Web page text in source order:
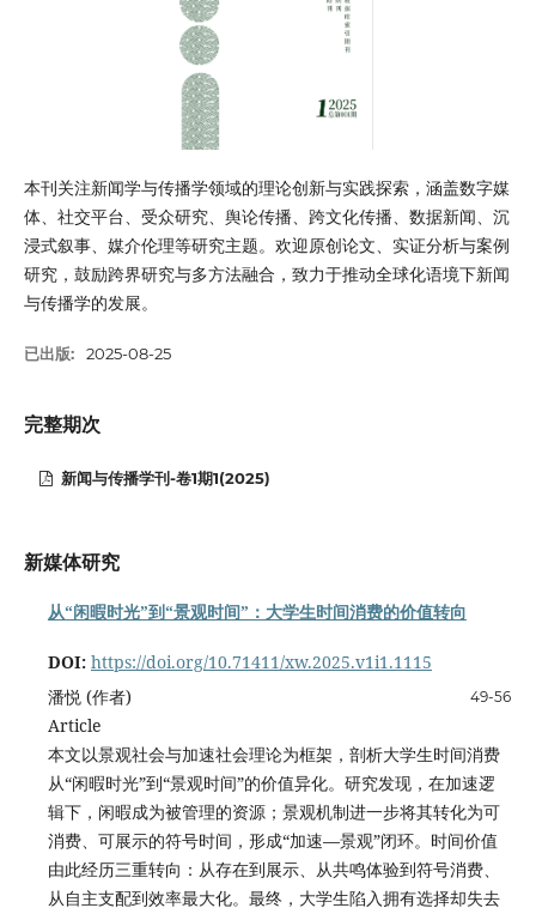
本刊关注新闻学与传播学领域的理论创新与实践探索，涵盖数字媒
体、社交平台、受众研究、舆论传播、跨文化传播、数据新闻、沉
浸式叙事、媒介伦理等研究主题。欢迎原创论文、实证分析与案例
研究，鼓励跨界研究与多方法融合，致力于推动全球化语境下新闻
与传播学的发展。
已出版: 2025-08-25
完整期次
新闻与传播学刊-卷1期1(2025)
新媒体研究
从“闲暇时光”到“景观时间”：大学生时间消费的价值转向
DOI: https://doi.org/10.71411/xw.2025.v1i1.1115
49-56
潘悦 (作者)
Article
本文以景观社会与加速社会理论为框架，剖析大学生时间消费
从“闲暇时光”到“景观时间”的价值异化。研究发现，在加速逻
辑下，闲暇成为被管理的资源；景观机制进一步将其转化为可
消费、可展示的符号时间，形成“加速—景观”闭环。时间价值
由此经历三重转向：从存在到展示、从共鸣体验到符号消费、
从自主支配到效率最大化。最终，大学生陷入拥有选择却失去